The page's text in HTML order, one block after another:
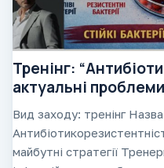
Тренінг:
актуальні
Вид заходу: тренінг
майбутні стратегії